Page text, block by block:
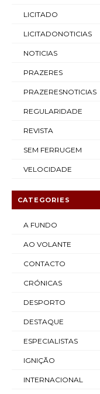
LICITADO
LICITADONOTICIAS
NOTICIAS
PRAZERES
PRAZERESNOTICIAS
REGULARIDADE
REVISTA
SEM FERRUGEM
VELOCIDADE
CATEGORIES
A FUNDO
AO VOLANTE
CONTACTO
CRÓNICAS
DESPORTO
DESTAQUE
ESPECIALISTAS
IGNIÇÃO
INTERNACIONAL